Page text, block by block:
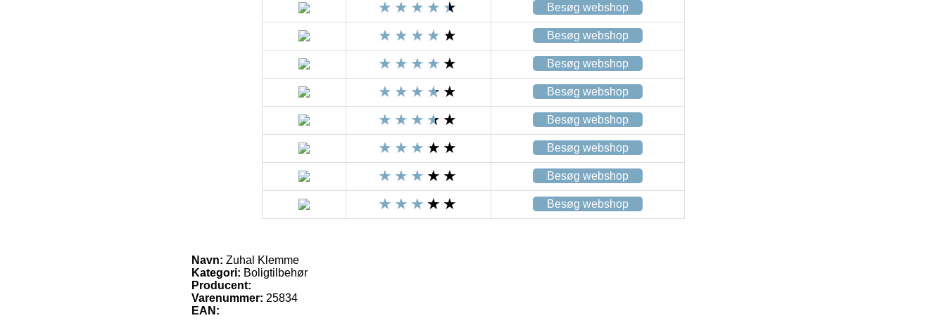
Besøg webshop
Besøg webshop
Besøg webshop
Besøg webshop
Besøg webshop
Besøg webshop
Besøg webshop
Besøg webshop
Navn: Zuhal Klemme
Kategori: Boligtilbehør
Producent:
Varenummer: 25834
EAN: